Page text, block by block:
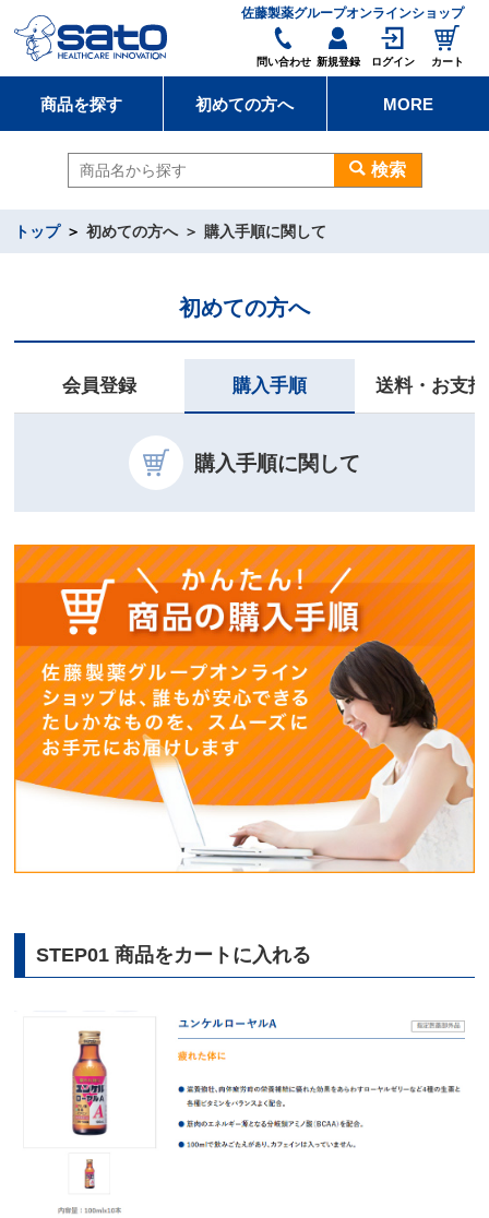
佐藤製薬グループオンラインショップ
問い合わせ 新規登録 ログイン カート
商品を探す 初めての方へ MORE
検索
トップ 初めての方へ 購入手順に関して
初めての方へ
会員登録 購入手順 送料・お支
購入手順に関して
STEP01 商品をカートに入れる